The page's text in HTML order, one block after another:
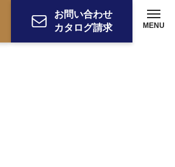
お問い合わせ
カタログ請求
MENU